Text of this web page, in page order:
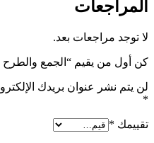
المراجعات
لا توجد مراجعات بعد.
كن أول من يقيم “الجمع
لن يتم نشر عنوان بريدك
*
تقييمك *